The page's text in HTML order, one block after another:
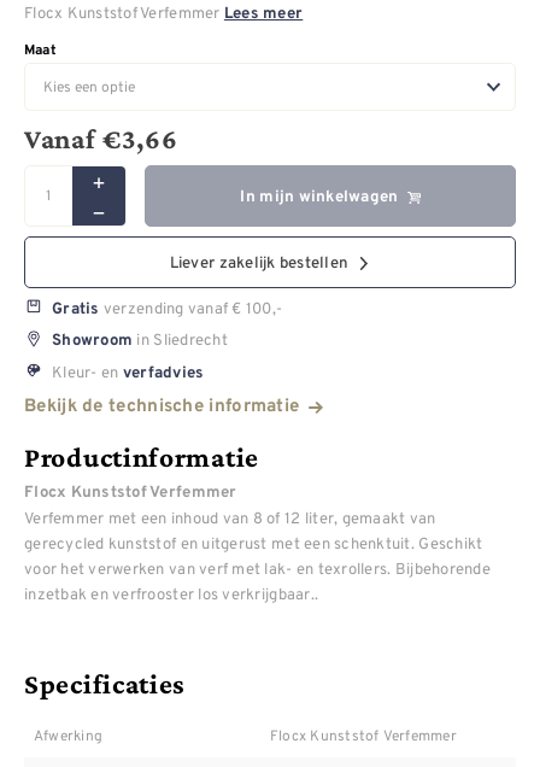
Flocx Kunststof Verfemmer Lees meer
Maat
Vanaf€3,66
In mijn winkelwagen
Liever zakelijk bestellen
Gratis verzending vanaf € 100,-
Showroom in Sliedrecht
Kleur- en verfadvies
Bekijk de technische informatie
Productinformatie
Flocx Kunststof Verfemmer
Verfemmer met een inhoud van 8 of 12 liter, gemaakt van
gerecycled kunststof en uitgerust met een schenktuit. Geschikt
voor het verwerken van verf met lak- en texrollers. Bijbehorende
inzetbak en verfrooster los verkrijgbaar..
Specificaties
Afwerking Flocx Kunststof Verfemmer